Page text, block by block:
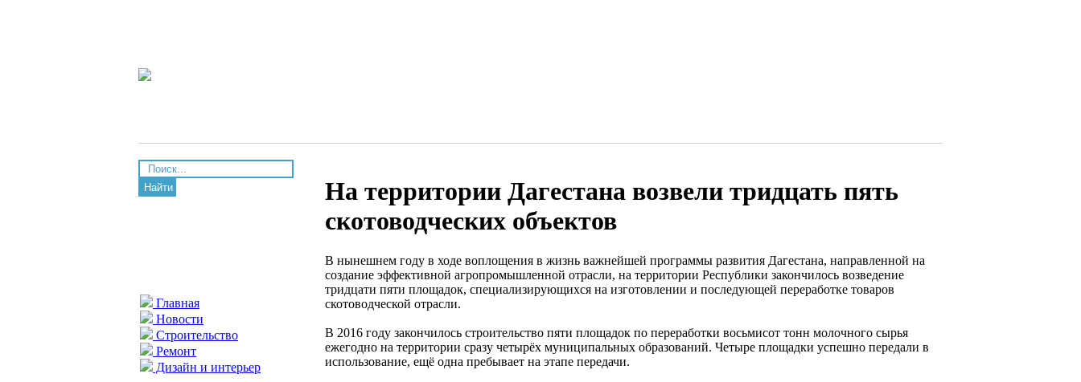
Найти
Главная
Новости
Строительство
Ремонт
Дизайн и интерьер
На территории Дагестана возвели тридцать пять
скотоводческих объектов
В нынешнем году в ходе воплощения в жизнь важнейшей программы развития Дагестана, направленной на
создание эффективной агропромышленной отрасли, на территории Республики закончилось возведение
тридцати пяти площадок, специализирующихся на изготовлении и последующей переработке товаров
скотоводческой отрасли.
В 2016 году закончилось строительство пяти площадок по переработки восьмисот тонн молочного сырья
ежегодно на территории сразу четырёх муниципальных образований. Четыре площадки успешно передали в
использование, ещё одна пребывает на этапе передачи.